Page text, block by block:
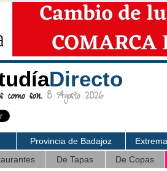
Directo
son. 8 Agosto 2026
Provincia de Badajoz
De Tapas De Copas